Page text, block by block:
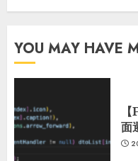
YOU MAY HAVE
面